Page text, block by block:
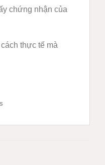
chứng nhận của
thực tế mà